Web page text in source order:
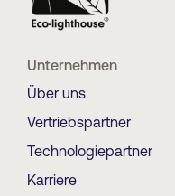
Unternehmen
Über uns
Vertriebspartner
Technologiepartner
Karriere